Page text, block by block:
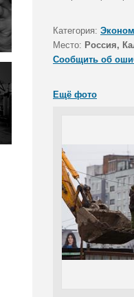
Категория:
Место: Россия,
Сообщить об
Ещё фото